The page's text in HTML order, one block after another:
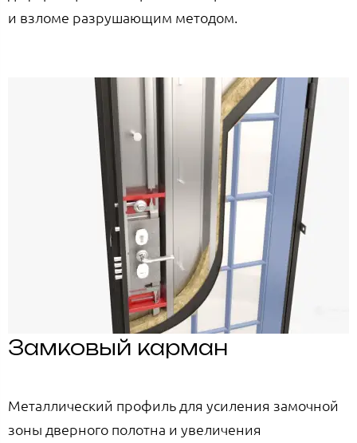
и взломе разрушающим методом.
Замковый карман
Металлический профиль для усиления замочной
зоны дверного полотна и увеличения